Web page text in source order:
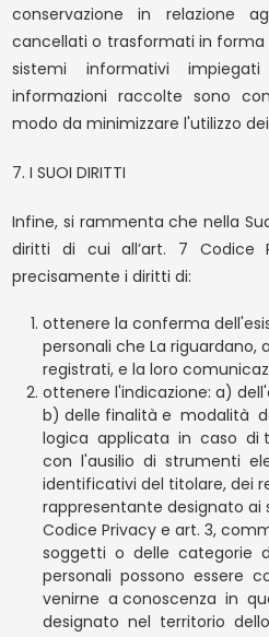
conservazione in relazione
cancellati o trasformati in forma
sistemi informativi
informazioni raccolte sono
modo da minimizzare l'utilizzo
7. I SUOI DIRITTI
Infine, si rammenta che nella
diritti di cui all’art. 7 Codice
precisamente i diritti di:
ottenere la conferma
personali che La riguardano,
registrati, e la loro
ottenere l'indicazione: a)
b) delle finalità e modalità
logica applicata in caso di
con l'ausilio di strumenti
identificativi del titolare, dei
rappresentante designato ai
Codice Privacy e art. 3,
soggetti o delle categorie
personali possono essere
venirne a conoscenza in
designato nel territorio